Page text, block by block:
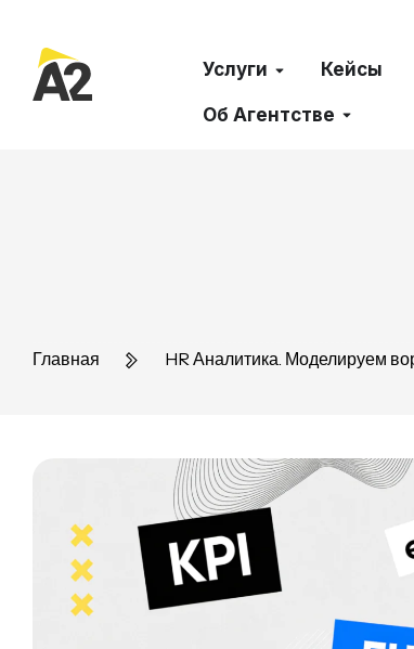
Услуги Кейсы
Об Агентстве
Главная HR Аналитика. Моделируем